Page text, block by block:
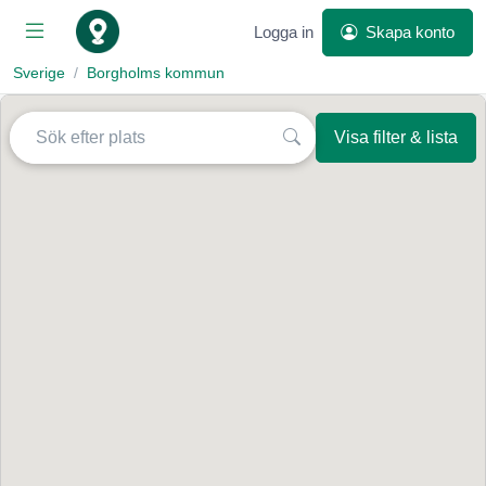
Logga in Skapa konto
Sverige Borgholms kommun
Visa filter & lista